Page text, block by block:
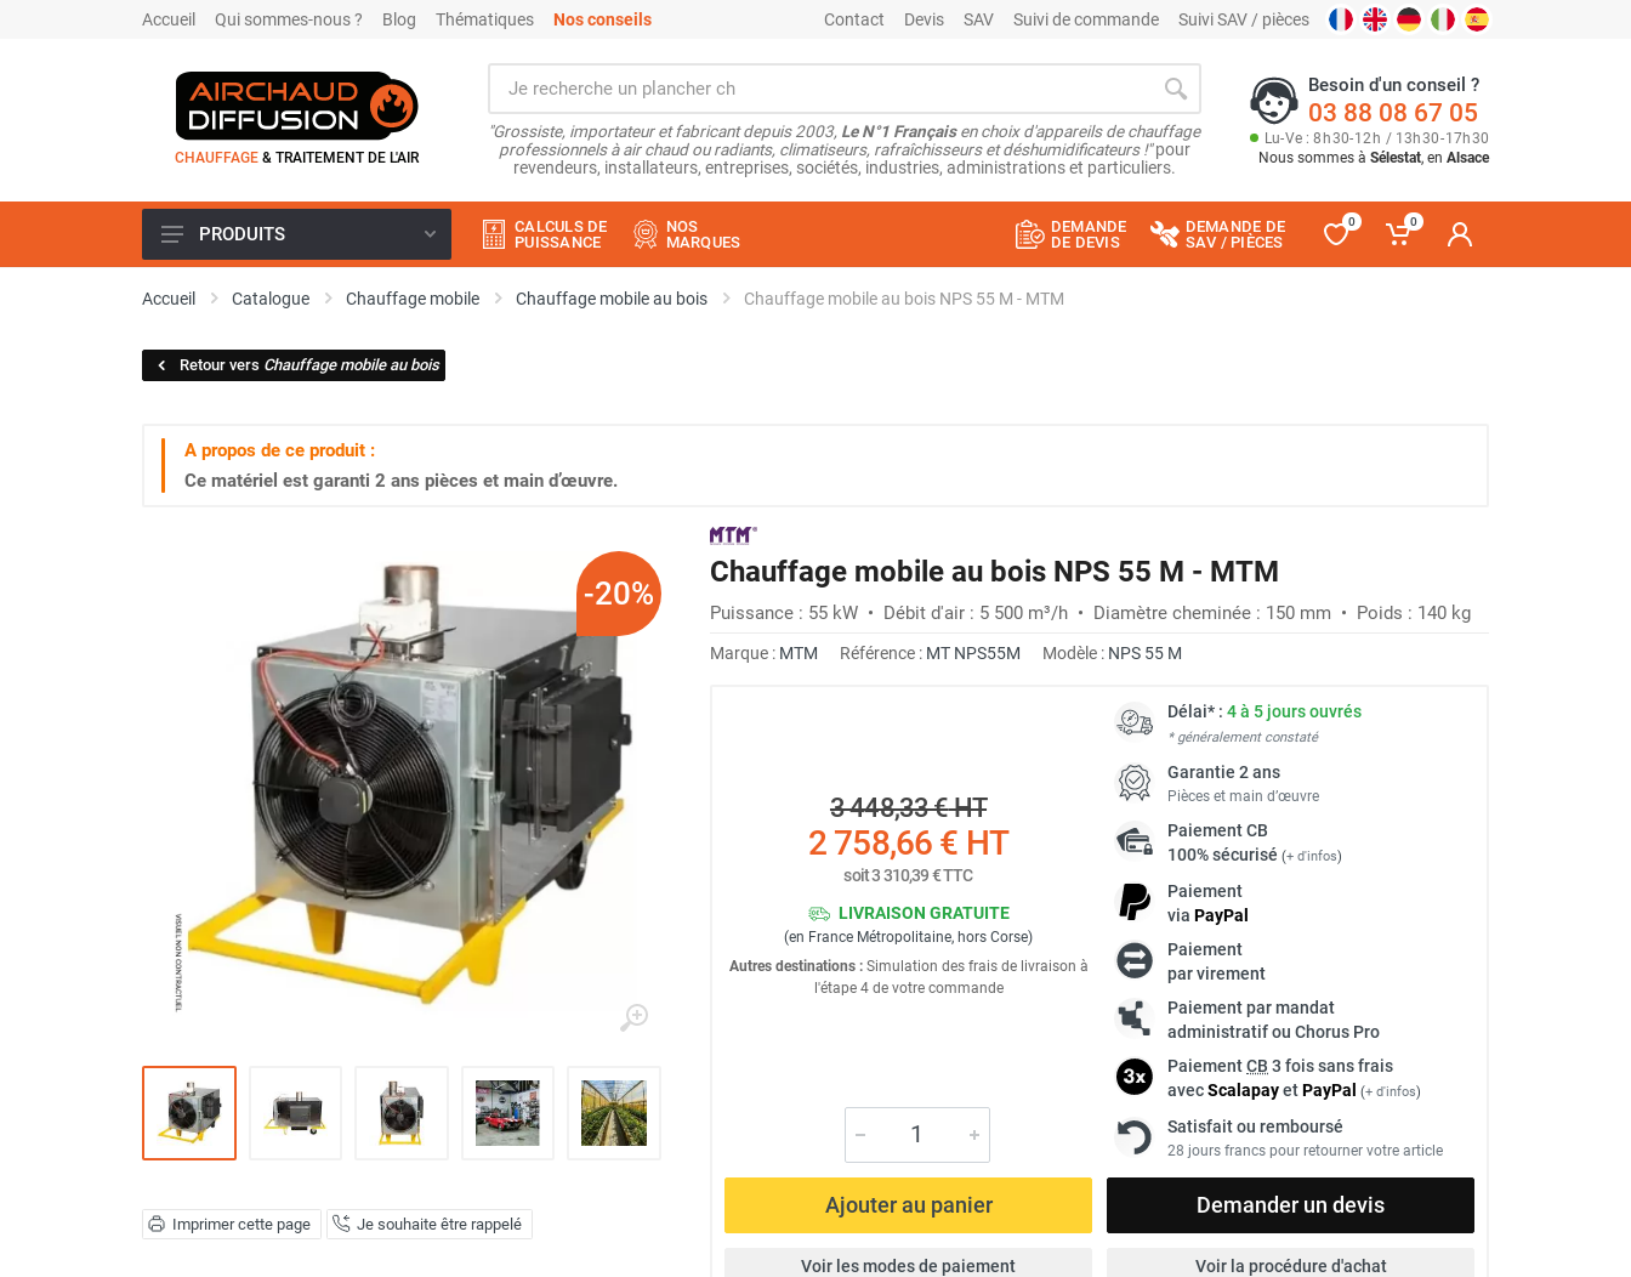
Accueil Qui sommes-nous ? Blog Thématiques Nos conseils Contact Devis SAV Suivi de commande Suivi SAV / pièces
CHAUFFAGE & TRAITEMENT DE L'AIR
"Grossiste, importateur et fabricant depuis 2003, Le N°1 Françaisen choix d'appareils de chauffage
professionnels à air chaud ou radiants, climatiseurs, rafraîchisseurs et déshumidificateurs !"pour
revendeurs, installateurs, entreprises, sociétés, industries, administrations et particuliers.
Besoin d'un conseil ?
03 88 08 67 05
Lu-Ve : 8h30-12h / 13h30-17h30
Nous sommes à Sélestat, en Alsace
Climatiseur
Climatiseur mobile résidentiel et
Rafraîchisseur d'air
Rafraichisseur d'air mobile
Ventilateur brumisateur
Ventilateur / extracteur d'air mobile
Brasseur d'air
Ventilateur fixe
Ventilateur industriel
Ventilateur de chantier
Ventilateur centrifuge
Ventilateur de sol
Ventilateur sur pied
Ventilateur de bureau
Ventilateur de table
Extracteur d'air mural
Extracteur d'air mural hélicoïde
Extracteur d'air mural centrifuge
Extracteur d'air mural résidentiel
Déstratificateur ventilateur de
plafond
Déstratificateur industriel à pales
Déstratificateur de plafond design
Déstratificateur Airius
PRODUITS
CALCULS DE
PUISSANCE
NOS
MARQUES
DEMANDE
DE DEVIS
DEMANDE DE
SAV / PIÈCES
0 0
Accueil Catalogue Chauffage mobile Chauffage mobile au bois Chauffage mobile au bois NPS 55 M - MTM
Retour vers Chauffage mobile au bois
A propos de ce produit :
Ce matériel est garanti 2 ans pièces et main d’œuvre.
-20% -20%
Imprimer cette page Je souhaite être rappelé
Chauffage mobile au bois NPS 55 M - MTM
Puissance : 55 kW • Débit d'air : 5 500 m³/h • Diamètre cheminée : 150 mm • Poids : 140 kg
Marque : MTM Référence : MT NPS55M Modèle : NPS 55 M
3 448,33 €HT
2 758,66 € HT
soit3 310,39 €TTC
LIVRAISON GRATUITE
(en France Métropolitaine, hors Corse)
Autres destinations :Simulation des frais de livraison à
l'étape 4 de votre commande
Délai* : 4 à 5 jours ouvrés
* généralement constaté
Garantie 2 ans
Pièces et main d’œuvre
PaiementCB
100% sécurisé (+ d'infos)
Paiement
via PayPal
Paiement
par virement
Paiement par mandat
administratif ou Chorus Pro
PaiementCB 3 fois sans frais
avecScalapayetPayPal (+ d'infos)
Satisfait ou remboursé
28 jours francs pour retourner votre article
Ajouter au panier Demander un devis
Voir les modes de paiement Voir la procédure d'achat